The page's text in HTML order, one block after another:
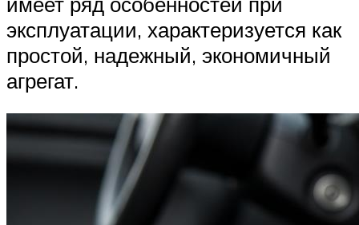
эксплуатации, характеризуется как
простой, надежный, экономичный
агрегат.